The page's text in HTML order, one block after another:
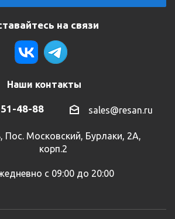
на связи
Наши контакты
48-88 sales@resan.ru
Пос. Московский, Бурлаки, 2А,
корп.2
с 09:00 до 20:00